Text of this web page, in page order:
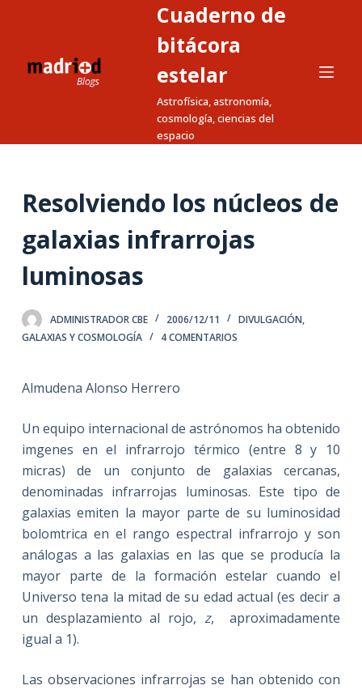
a
d
Cuaderno de
bitácora
estelar
Astrofísica, astronomía,
cosmología, ciencias del
espacio
Resolviendo los núcleos de
galaxias infrarrojas
luminosas
ADMINISTRADOR CBE 2006/12/11 DIVULGACIÓN,
GALAXIAS Y COSMOLOGÍA
4 COMENTARIOS
Almudena Alonso Herrero
Un equipo internacional de astrónomos ha obtenido
imgenes en el infrarrojo térmico (entre 8 y 10
micras) de un conjunto de galaxias cercanas,
denominadas infrarrojas luminosas. Este tipo de
galaxias emiten la mayor parte de su luminosidad
bolomtrica en el rango espectral infrarrojo y son
análogas a las galaxias en las que se producía la
mayor parte de la formación estelar cuando el
Universo tena la mitad de su edad actual (es decir a
un desplazamiento al rojo, z, aproximadamente
igual a 1).
Las observaciones infrarrojas se han obtenido con